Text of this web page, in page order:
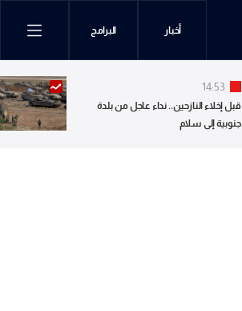
أخبار البرامج
14:53
قبل إخلاء النازحين.. نداء عاجل من بلدة
جنوبية إلى سلام